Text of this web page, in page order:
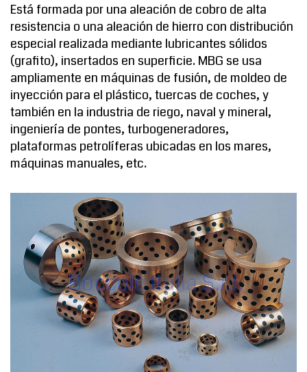
Está formada por una aleación de cobro de alta
resistencia o una aleación de hierro con distribución
especial realizada mediante lubricantes sólidos
(grafito), insertados en superficie. MBG se usa
ampliamente en máquinas de fusión, de moldeo de
inyección para el plástico, tuercas de coches, y
también en la industria de riego, naval y mineral,
ingeniería de pontes, turbogeneradores,
plataformas petrolíferas ubicadas en los mares,
máquinas manuales, etc.